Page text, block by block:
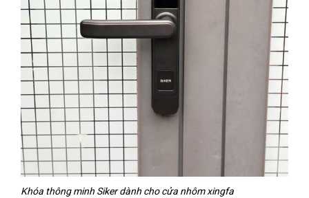
Khóa thông minh Siker dành cho cửa nhôm xingfa